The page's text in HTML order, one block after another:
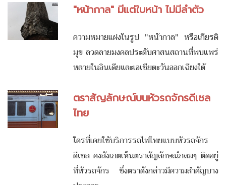
"หน้ากาล" มีแต่ใบหน้า ไม่มีลำตัว
ความหมายแฝงในรูป "หน้ากาล" หรือเกียรติ
มุข ลวดลายมงคลประดับศาสนสถานที่พบแพร่
หลายในอินเดียและเอเชียตะวันออกเฉียงใต้
ตราสัญลักษณ์บนหัวรถจักรดีเซล
ไทย
ใครที่เคยใช้บริการรถไฟไทยแบบหัวรถจักร
ดีเซล คงสังเกตเห็นตราสัญลักษณ์กลมๆ ติดอยู่
ที่หัวรถจักร ซึ่งตราดังกล่าวมีความสำคัญบาง